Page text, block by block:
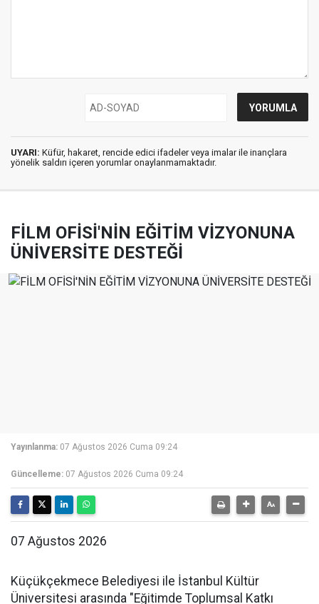
UYARI: Küfür, hakaret, rencide edici ifadeler veya imalar ile inançlara
yönelik saldırı içeren yorumlar onaylanmamaktadır.
FİLM OFİSİ'NİN EĞİTİM VİZYONUNA
ÜNİVERSİTE DESTEĞİ
Yayınlanma: 07 Ağustos 2026 Cuma 09:24
Güncelleme: 07 Ağustos 2026 Cuma 09:24
07 Ağustos 2026
Küçükçekmece Belediyesi ile İstanbul Kültür
Üniversitesi arasında "Eğitimde Toplumsal Katkı